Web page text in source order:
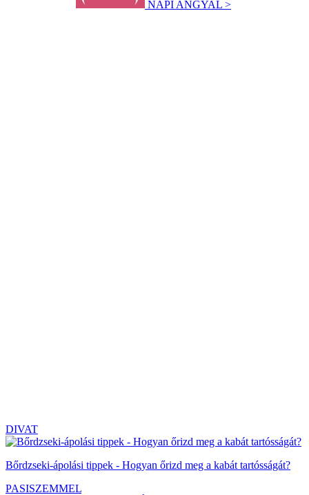
NAPI ANGYAL >
DIVAT
Bőrdzseki-ápolási tippek - Hogyan őrizd meg a kabát tartósságát?
PASISZEMMEL